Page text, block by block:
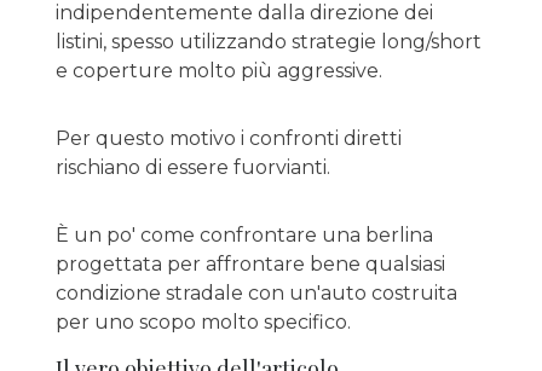
indipendentemente dalla direzione dei
listini, spesso utilizzando strategie long/short
e coperture molto più aggressive.
Per questo motivo i confronti diretti
rischiano di essere fuorvianti.
È un po' come confrontare una berlina
progettata per affrontare bene qualsiasi
condizione stradale con un'auto costruita
per uno scopo molto specifico.